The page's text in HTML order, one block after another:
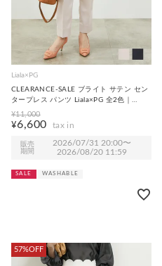
Liala×PG
CLEARANCE-SALE ブライト サテン セン
タープレス パンツ Liala×PG 全2色｜
lpg751-2032【1】
¥11,000
¥6,600
販売
期間
2026/07/31 20:00〜
2026/08/20 11:59
SALE WASHABLE
57%OFF